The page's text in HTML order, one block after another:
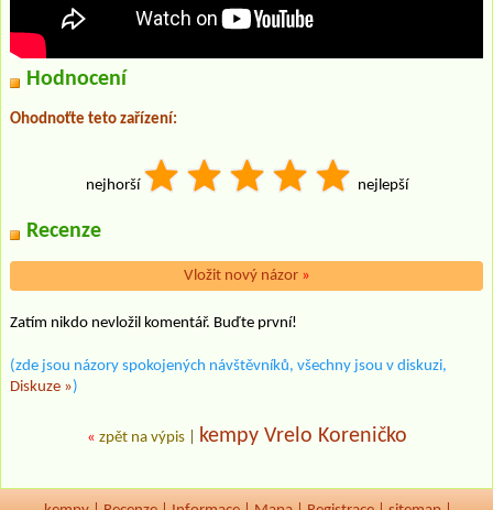
Hodnocení
Ohodnoťte teto zařízení:
nejhorší nejlepší
Recenze
Vložit nový názor »
Zatím nikdo nevložil komentář. Buďte první!
(zde jsou názory spokojených návštěvníků, všechny jsou v diskuzi,
Diskuze »)
« zpět na výpis kempy Vrelo Koreničko